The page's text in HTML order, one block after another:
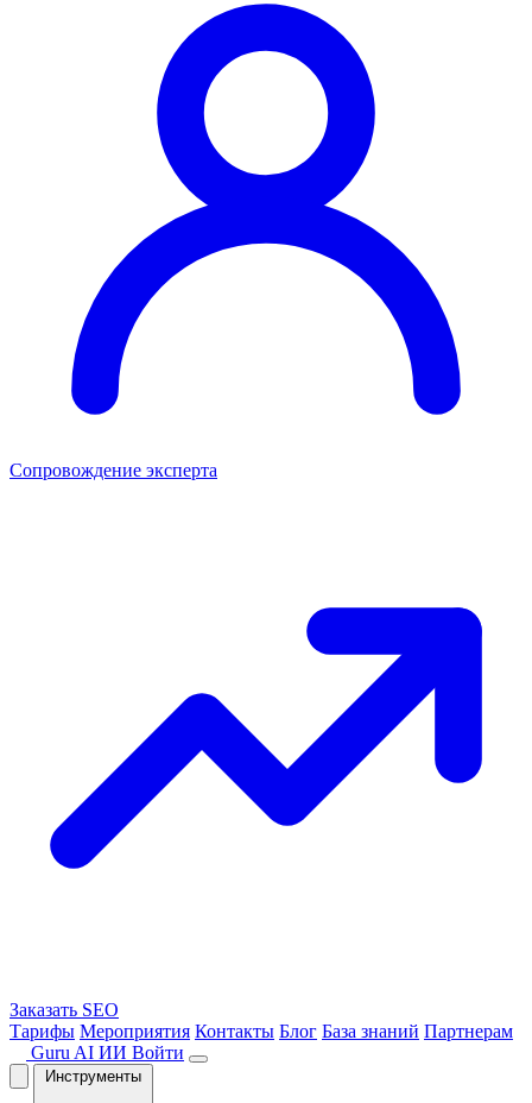
Сопровождение эксперта
Заказать SEO
Тарифы Мероприятия Контакты Блог База знаний Партнерам
Guru AI ИИ Войти
Инструменты